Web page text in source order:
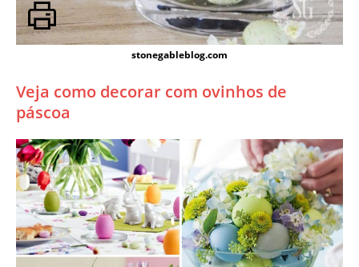
stonegableblog.com
Veja como decorar com ovinhos de
páscoa